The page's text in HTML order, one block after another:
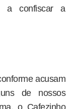
a confiscar a
acusam
de nossos
o Cafezinho